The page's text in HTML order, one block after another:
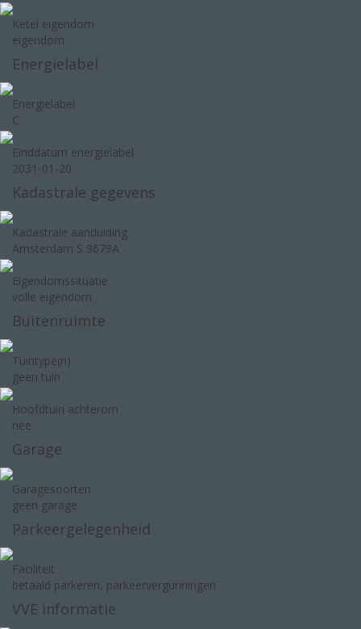
Ketel eigendom
eigendom
Energielabel
Energielabel
C
Einddatum energielabel
2031-01-20
Kadastrale gegevens
Kadastrale aanduiding
Amsterdam S 9679A
Eigendomssituatie
volle eigendom
Buitenruimte
Tuintype(n)
geen tuin
Hoofdtuin achterom
nee
Garage
Garagesoorten
geen garage
Parkeergelegenheid
Faciliteit
betaald parkeren, parkeervergunningen
VVE informatie